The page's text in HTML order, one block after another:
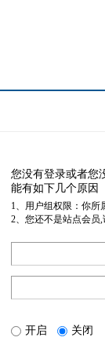
您没有登录或者您
能有如下几个原因
1、用户组权限：你所
2、您还不是站点会员
开启 关闭